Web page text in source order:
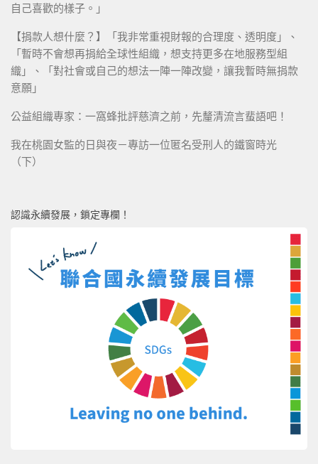
自己喜歡的樣子。」
【捐款人想什麼？】「我非常重視財報的合理度、透明度」、
「暫時不會想再捐給全球性組織，想支持更多在地服務型組
織」、「對社會或自己的想法一陣一陣改變，讓我暫時無捐款
意願」
公益組織專家：一窩蜂批評慈濟之前，先釐清流言蜚語吧！
我在桃園女監的日與夜－專訪一位匿名受刑人的鐵窗時光
（下）
認識永續發展，鎖定專欄！